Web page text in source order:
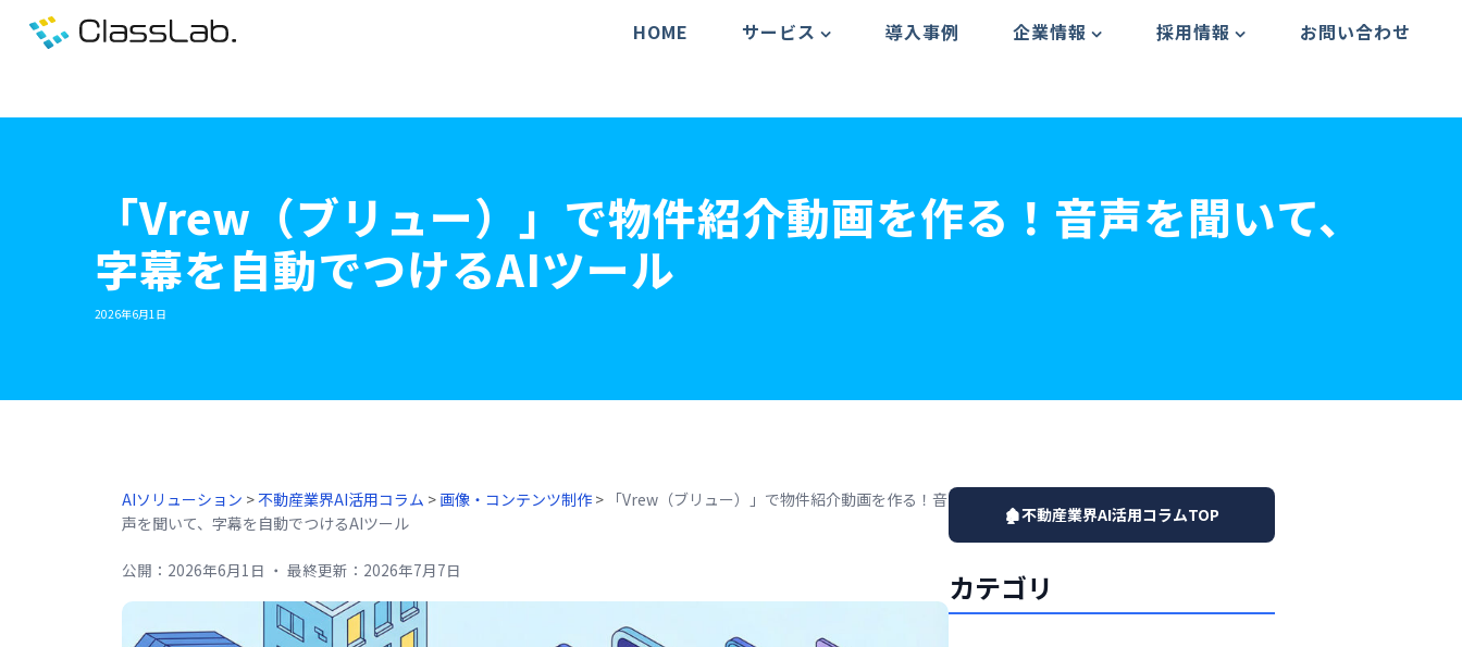
HOME サービス 導入事例 企業情報 採用情報 お問い合わせ
「Vrew（ブリュー）」で物件紹介動画を作る！音声を聞いて、
字幕を自動でつけるAIツール
2026年6月1日
AIソリューション >不動産業界AI活用コラム > 画像・コンテンツ制作 > 「Vrew（ブリュー）」で物件紹介動画を作る！音
声を聞いて、字幕を自動でつけるAIツール
公開： 2026年6月1日 ・ 最終更新： 2026年7月7日
🏚️不動産業界AI活用コラムTOP
カテゴリ